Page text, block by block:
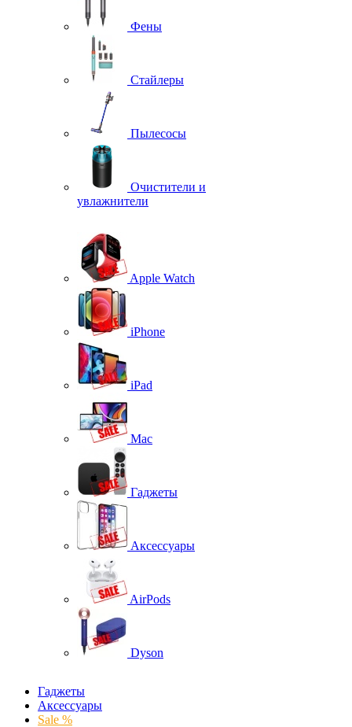
Фены
Стайлеры
Пылесосы
Очистители и
увлажнители
Apple Watch
iPhone
iPad
Mac
Гаджеты
Аксессуары
AirPods
Dyson
Гаджеты
Аксессуары
Sale %